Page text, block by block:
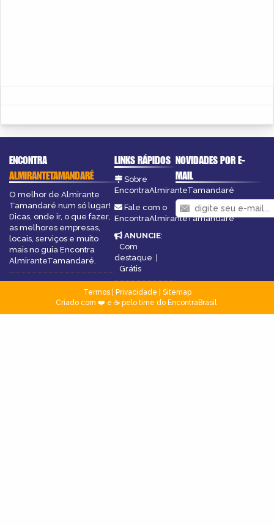
ENCONTRA
ALMIRANTETAMANDARÉ
O melhor de Almirante
Tamandaré num só lugar!
Dicas, onde ir, o que fazer,
as melhores empresas,
locais, serviços e muito
mais no guia Encontra
AlmiranteTamandaré.
LINKS RÁPIDOS
Sobre
EncontraAlmiranteTamandaré
Fale com o
EncontraAlmiranteTamandaré
ANUNCIE:
Com
destaque |
Grátis
NOVIDADES POR E-
MAIL
Termos| Privacidade
Sitemap
Criado com ❤️ e ☕ pelo time do EncontraBrasil